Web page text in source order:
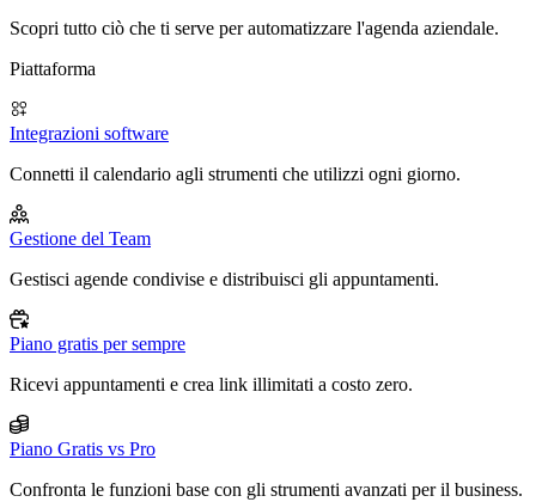
Scopri tutto ciò che ti serve per automatizzare l'agenda aziendale.
Piattaforma
Integrazioni software
Connetti il calendario agli strumenti che utilizzi ogni giorno.
Gestione del Team
Gestisci agende condivise e distribuisci gli appuntamenti.
Piano gratis per sempre
Ricevi appuntamenti e crea link illimitati a costo zero.
Piano Gratis vs Pro
Confronta le funzioni base con gli strumenti avanzati per il business.